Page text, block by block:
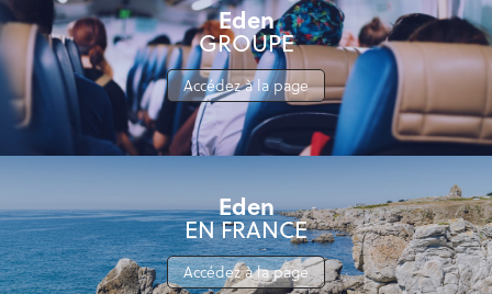
Eden
GROUPE
Accédez à la page
Eden
EN FRANCE
Accédez à la page